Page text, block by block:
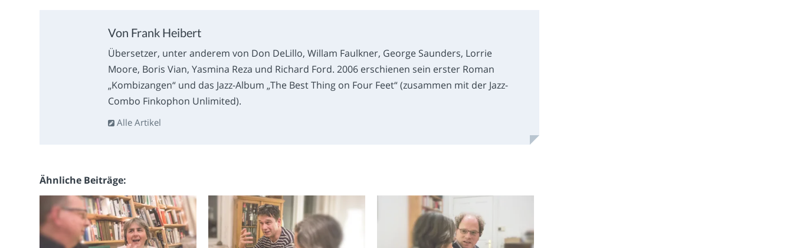
Von Frank Heibert
Übersetzer, unter anderem von Don DeLillo, Willam Faulkner, George Saunders, Lorrie
Moore, Boris Vian, Yasmina Reza und Richard Ford. 2006 erschienen sein erster Roman
„Kombizangen“ und das Jazz-Album „The Best Thing on Four Feet“ (zusammen mit der Jazz-
Combo Finkophon Unlimited).
Alle Artikel
Ähnliche Beiträge